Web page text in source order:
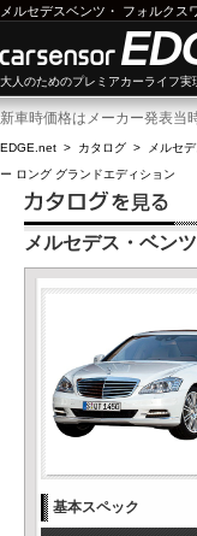
メルセデスベンツ ・ フォルクス
大人のためのプレミアカーライフ
新車時価格はメーカー発表当
EDGE.net > カタログ > メルセ
ー ロング グランドエディション
メルセデス・ベン
基本スペック